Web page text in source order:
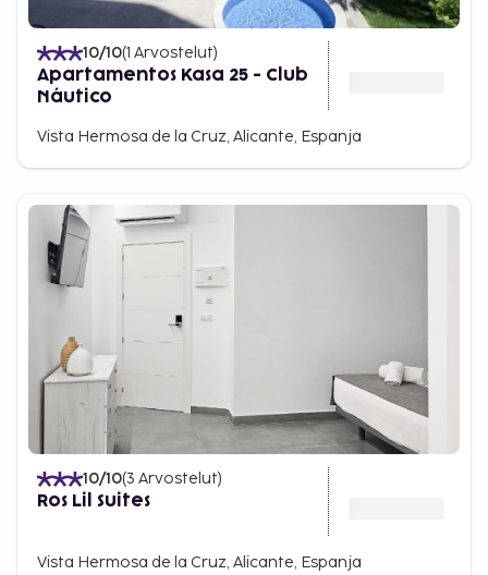
10/10(1 Arvostelut)
Apartamentos Kasa 25 - Club
Náutico
Vista Hermosa de la Cruz, Alicante, Espanja
10/10(3 Arvostelut)
Ros Lil Suites
Vista Hermosa de la Cruz, Alicante, Espanja